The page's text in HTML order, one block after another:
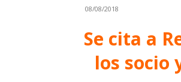
08/08/2018
Se cita a
los socio